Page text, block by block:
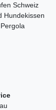
Schweiz
Hundekissen